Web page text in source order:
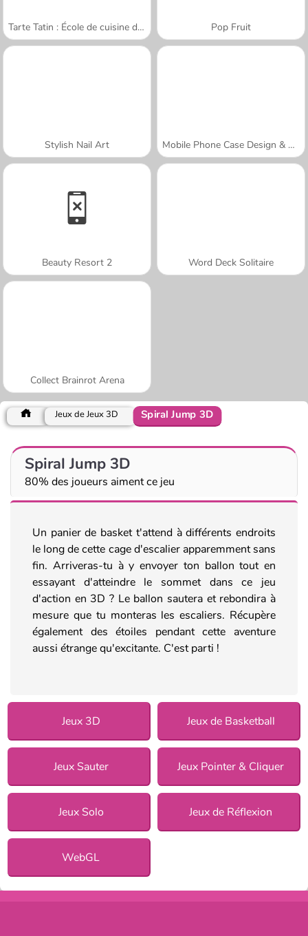
Tarte Tatin : École de cuisine de Sara Pop Fruit
Stylish Nail Art Mobile Phone Case Design & DIY
Beauty Resort 2 Word Deck Solitaire
Collect Brainrot Arena
Jeux de Jeux 3D Spiral Jump 3D
Spiral Jump 3D
80% des joueurs aiment ce jeu
Un panier de basket t'attend à différents endroits
le long de cette cage d'escalier apparemment sans
fin. Arriveras-tu à y envoyer ton ballon tout en
essayant d'atteindre le sommet dans ce jeu
d'action en 3D ? Le ballon sautera et rebondira à
mesure que tu monteras les escaliers. Récupère
également des étoiles pendant cette aventure
aussi étrange qu'excitante. C'est parti !
Jeux 3D Jeux de Basketball
Jeux Sauter Jeux Pointer & Cliquer
Jeux Solo Jeux de Réflexion
WebGL